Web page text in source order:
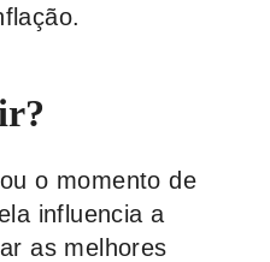
o momento de
influencia a
as melhores